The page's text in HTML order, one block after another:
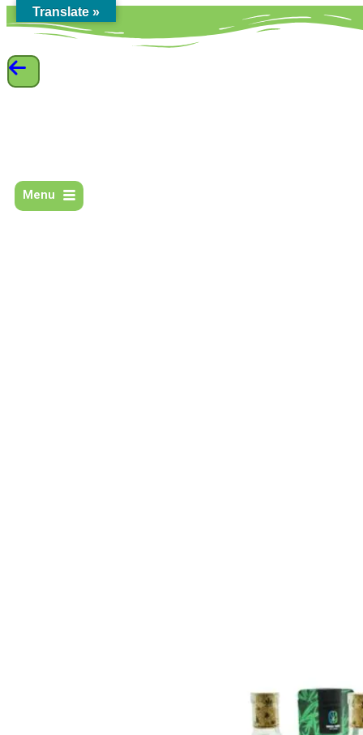
Menu
Translate »